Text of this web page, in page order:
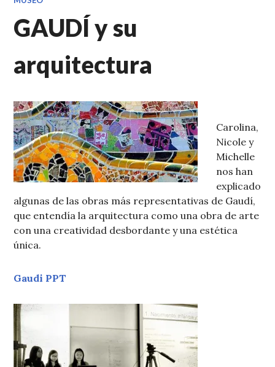
GAUDÍ y su
arquitectura
Carolina,
Nicole y
Michelle
nos han
explicado
algunas de las obras más representativas de Gaudí,
que entendía la arquitectura como una obra de arte
con una creatividad desbordante y una estética
única.
Gaudi PPT